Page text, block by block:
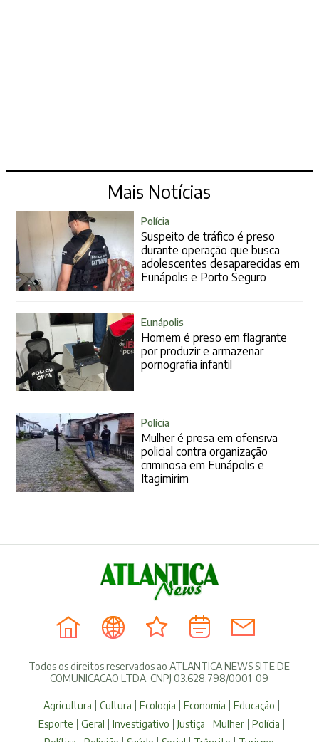
Mais Notícias
Polícia
Suspeito de tráfico é preso
durante operação que busca
adolescentes desaparecidas em
Eunápolis e Porto Seguro
Eunápolis
Homem é preso em flagrante
por produzir e armazenar
pornografia infantil
Polícia
Mulher é presa em ofensiva
policial contra organização
criminosa em Eunápolis e
Itagimirim
Todos os direitos reservados ao ATLANTICA NEWS SITE DE
COMUNICACAO LTDA. CNPJ 03.628.798/0001-09
Agricultura Cultura Ecologia Economia
Educação
Esporte
Geral Investigativo Justiça Mulher
Polícia